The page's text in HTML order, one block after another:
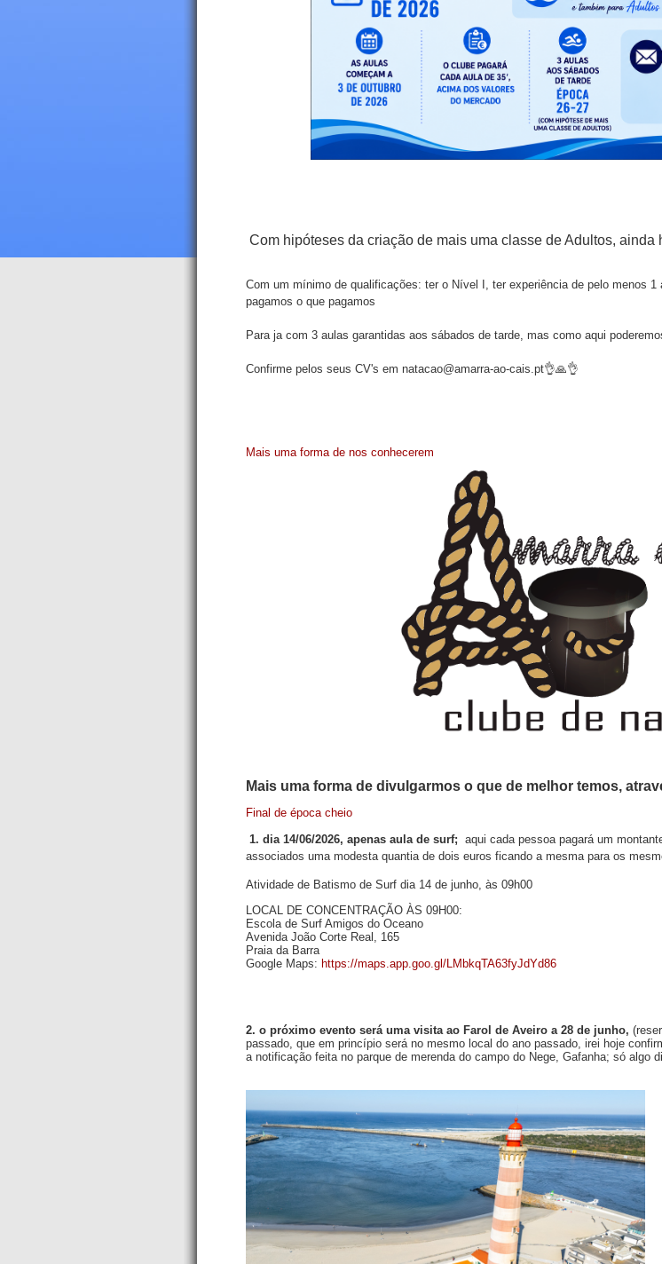
Com hipóteses da criação de mais uma classe de Adultos,
Com um mínimo de qualificações: ter o Nível I, ter experiência de pelo menos
pagamos o que pagamos
Para ja com 3 aulas garantidas aos sábados de tarde, mas como aqui
Confirme pelos seus CV's em natacao@amarra-ao-cais.pt👌🙏👌
Mais uma forma de nos conhecerem
Mais uma forma de divulgarmos o que de melhor temos,
Final de época cheio
1. dia 14/06/2026, apenas aula de surf; aqui cada pessoa pagará um
associados uma modesta quantia de dois euros ficando a mesma para os
Atividade de Batismo de Surf dia 14 de junho, às 09h00
LOCAL DE CONCENTRAÇÃO ÀS 09H00:
Escola de Surf Amigos do Oceano
Avenida João Corte Real, 165
Praia da Barra
Google Maps: https://maps.app.goo.gl/LMbkqTA63fyJdYd86
2. o próximo evento será uma visita ao Farol de Aveiro a 28 de junho,
passado, que em princípio será no mesmo local do ano passado, irei hoje
a notificação feita no parque de merenda do campo do Nege, Gafanha; só algo